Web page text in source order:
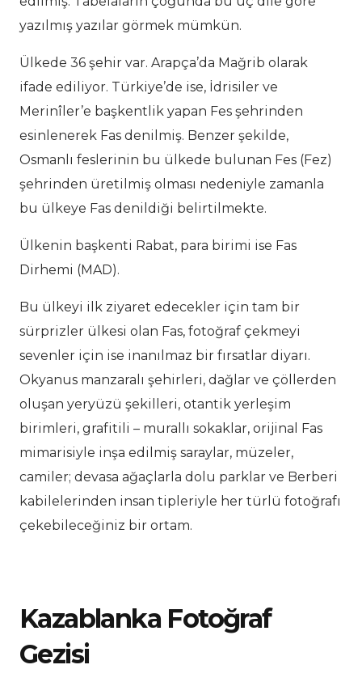
yazılmış yazılar görmek mümkün.
Ülkede 36 şehir var. Arapça’da Mağrib olarak
ifade ediliyor. Türkiye’de ise, İdrisiler ve
Merinîler’e başkentlik yapan Fes şehrinden
esinlenerek Fas denilmiş. Benzer şekilde,
Osmanlı feslerinin bu ülkede bulunan Fes (Fez)
şehrinden üretilmiş olması nedeniyle zamanla
bu ülkeye Fas denildiği belirtilmekte.
Ülkenin başkenti Rabat, para birimi ise Fas
Dirhemi (MAD).
Bu ülkeyi ilk ziyaret edecekler için tam bir
sürprizler ülkesi olan Fas, fotoğraf çekmeyi
sevenler için ise inanılmaz bir fırsatlar diyarı.
Okyanus manzaralı şehirleri, dağlar ve çöllerden
oluşan yeryüzü şekilleri, otantik yerleşim
birimleri, grafitili – murallı sokaklar, orijinal Fas
mimarisiyle inşa edilmiş saraylar, müzeler,
camiler; devasa ağaçlarla dolu parklar ve Berberi
kabilelerinden insan tipleriyle her türlü fotoğrafı
çekebileceğiniz bir ortam.
Kazablanka Fotoğraf
Gezisi